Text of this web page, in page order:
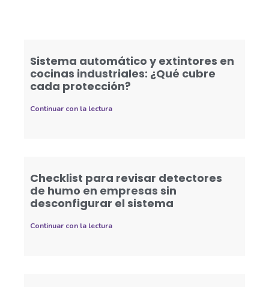
Sistema automático y extintores en
cocinas industriales: ¿Qué cubre
cada protección?
Continuar con la lectura
Checklist para revisar detectores
de humo en empresas sin
desconfigurar el sistema
Continuar con la lectura